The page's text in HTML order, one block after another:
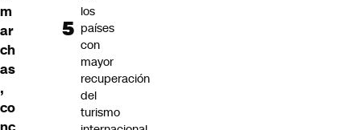
m
ar
ch
as
,
co
los
países
con
mayor
recuperación
del
turismo